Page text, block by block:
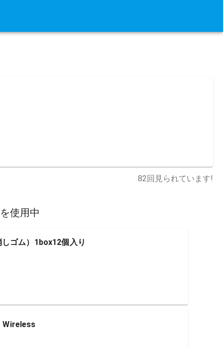
82回見られています!
使用中
ゴム）1box12個入り
Wireless